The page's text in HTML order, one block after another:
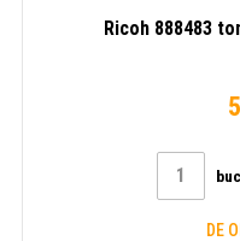
Ricoh 888483
buc
DE